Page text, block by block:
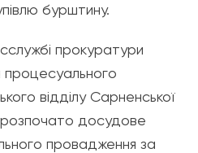
бурштину.
прокуратури
процесуального
відділу Сарненської
досудове
провадження за